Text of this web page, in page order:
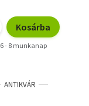
Kosárba
6 - 8 munkanap
ANTIKVÁR